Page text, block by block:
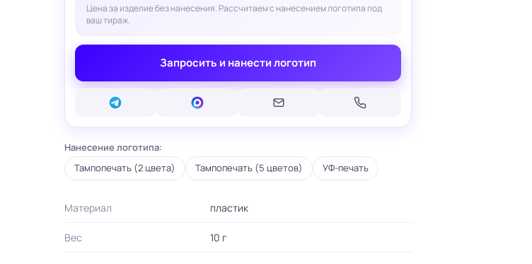
Готовые бумажные пакеты
Шуберы, обечайки
Стенды
Баннеры
Печать на холсте
Шелфтокеры
Печать на кепках
Печать на футболках
Брендирование униформы
Печать на термосах
Цена за изделие без нанесения. Рассчитаем с нанесением логотипа под
ваш тираж.
Запросить и нанести логотип
Нанесение логотипа:
Тампопечать (2 цвета) Тампопечать (5 цветов) УФ-печать
Материал пластик
Вес 10 г